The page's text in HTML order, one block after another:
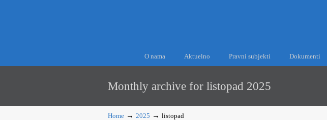
O nama Aktuelno Pravni subjekti Dokumenti
Monthly archive for listopad 2025
Home → 2025 → listopad